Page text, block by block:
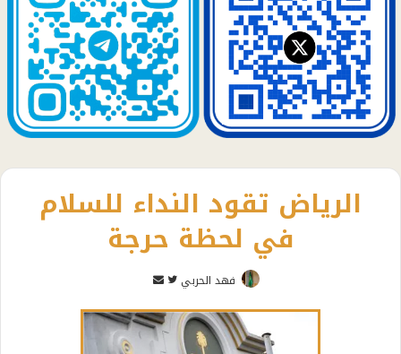
الرياض تقود النداء للسلام
في لحظة حرجة
فهد الحربي
تابع
تويتر
أرسل
إلكترونيا